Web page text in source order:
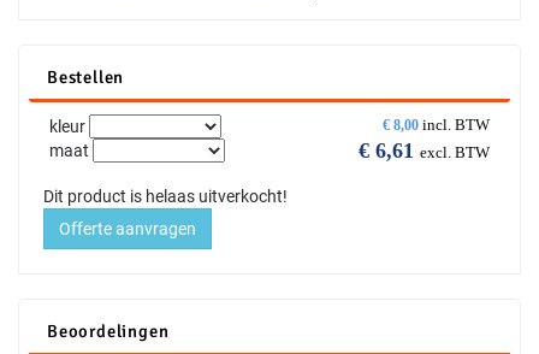
Bestellen
€ 8,00 incl. BTW
€ 6,61 excl. BTW
kleur
maat
Dit product is helaas uitverkocht!
Offerte aanvragen
Beoordelingen